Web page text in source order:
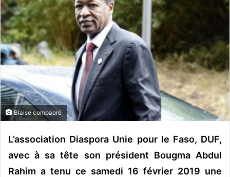
y
e
r
u
n
c
o
u
r
e
l
Blaise compaoré
L’association Diaspora Unie pour le Faso, DUF,
avec à sa tête son président Bougma Abdul
Rahim a tenu ce samedi 16 février 2019 une